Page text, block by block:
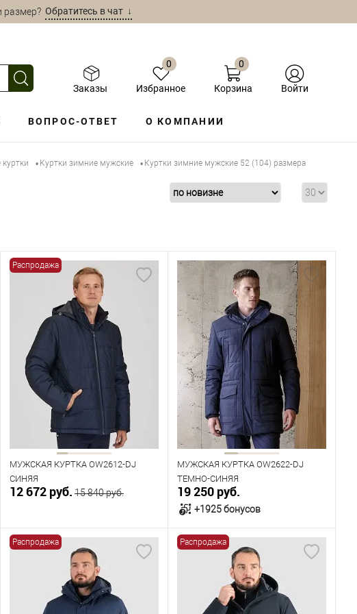
размер?Обратитесь в чат ↓
Заказы
0
Избранное
0
Корзина Войти
ВОПРОС-ОТВЕТ О КОМПАНИИ
• Куртки зимние мужские • Куртки зимние мужские 52 (104) размера
Распродажа
МУЖСКАЯ КУРТКА OW2612-DJ
СИНЯЯ
12 672 руб. 15 840 руб.
В корзину
В наличии
Таблица размеров
МУЖСКАЯ КУРТКА OW2622-DJ
ТЕМНО-СИНЯЯ
19 250 руб.
+1925 бонусов
В корзину
В наличии
Таблица размеров
Распродажа Распродажа